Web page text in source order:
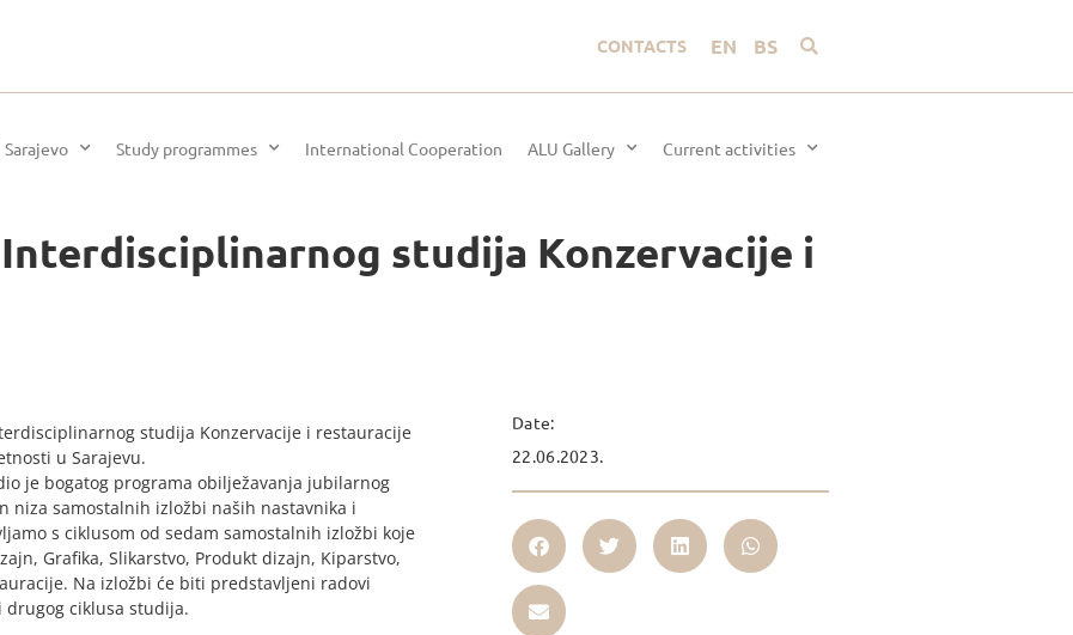
CONTACTS EN BS
Study programmes International Cooperation ALU Gallery Current activities
studija Konzervacije i
studija Konzervacije i restauracije
u Sarajevu.
je bogatog programa obilježavanja jubilarnog
niza samostalnih izložbi naših nastavnika i
s ciklusom od sedam samostalnih izložbi koje
Grafika, Slikarstvo, Produkt dizajn, Kiparstvo,
Na izložbi će biti predstavljeni radovi
ciklusa studija.
Date:
22.06.2023.